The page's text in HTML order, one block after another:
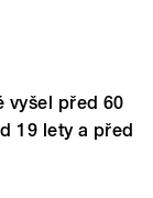
vyšel před 60
19 lety a před